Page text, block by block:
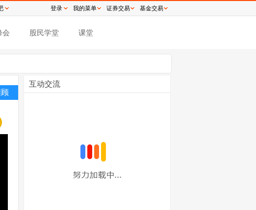
会 股民学堂 课堂
顾
互动交流
登录 我的菜单 证券交易 基金交易